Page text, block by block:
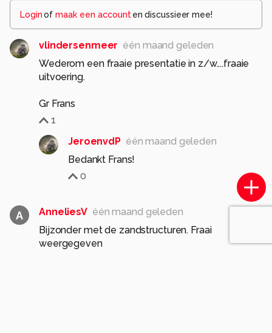
Loginof maak een account en discussieer mee!
vlindersenmeer één maand geleden
Wederom een fraaie presentatie in z/w....fraaie
uitvoering.
Gr Frans
1
JeroenvdP één maand geleden
Bedankt Frans!
0
A AnneliesV één maand geleden
Bijzonder met de zandstructuren. Fraai
weergegeven